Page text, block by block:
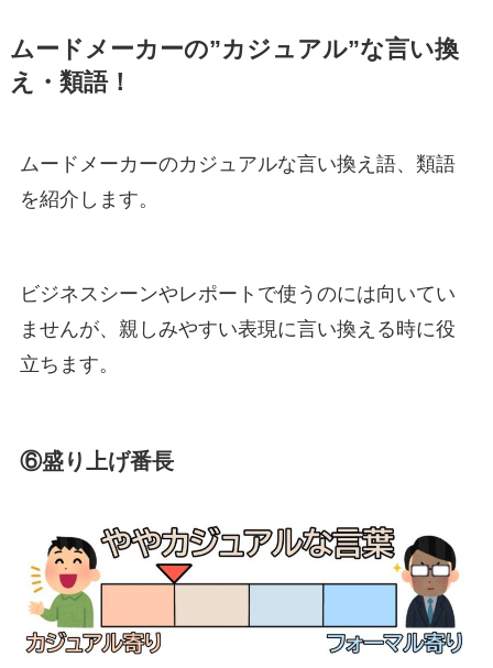
ムードメーカーの”カジュアル”な言い換
え・類語！
ムードメーカーのカジュアルな言い換え語、類語
を紹介します。
ビジネスシーンやレポートで使うのには向いてい
ませんが、親しみやすい表現に言い換える時に役
立ちます。
⑥盛り上げ番長